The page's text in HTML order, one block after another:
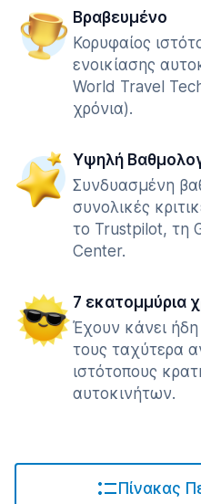
Βραβευμένο
Κορυφαίος
ενοικίασης
World Travel
χρόνια).
Υψηλή
Συνδυασμένη
συνολικές
το Trustpilot, τη
Center.
7 εκατομμύρια
Έχουν κάνει
τους ταχύτερα
ιστότοπους
αυτοκινήτων.
Πίνακας